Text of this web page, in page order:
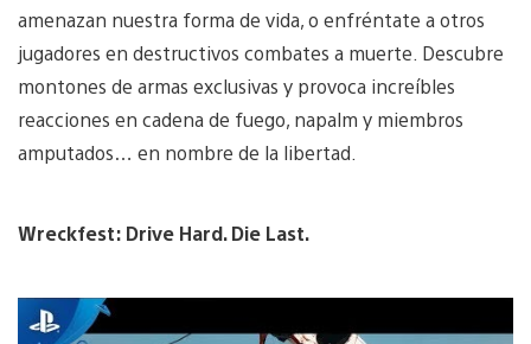
amenazan nuestra forma de vida, o enfréntate a otros
jugadores en destructivos combates a muerte. Descubre
montones de armas exclusivas y provoca increíbles
reacciones en cadena de fuego, napalm y miembros
amputados… en nombre de la libertad.
Wreckfest: Drive Hard. Die Last.